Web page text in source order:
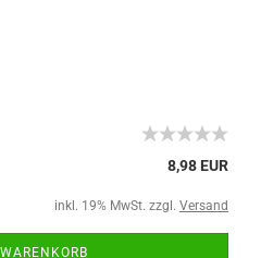
8,98 EUR
inkl. 19% MwSt. zzgl. Versand